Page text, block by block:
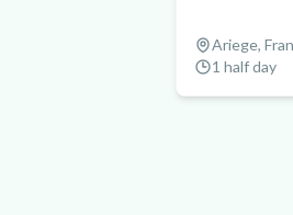
Ariege,
1 half day